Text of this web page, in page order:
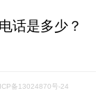
话是多少？
备13024870号-24